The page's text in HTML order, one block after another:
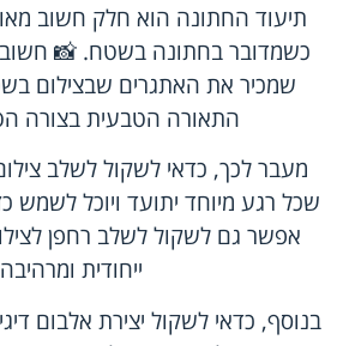
תיעוד החתונה הוא חלק חשוב
כשמדובר בחתונה בשטח. 📸 חשוב
שמכיר את האתגרים שבצילום
התאורה הטבעית בצורה
מעבר לכך, כדאי לשקול לשלב
שכל רגע מיוחד יתועד ויוכל לשמש
אפשר גם לשקול לשלב רחפן לצילום
ייחודית
בנוסף, כדאי לשקול יצירת אלבום